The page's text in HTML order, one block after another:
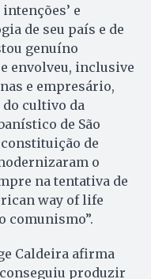
e
de seu país e de
genuíno
envolveu, inclusive
e empresário,
cultivo da
de São
de
o
na tentativa de
way of life
comunismo”.
Caldeira afirma
produzir